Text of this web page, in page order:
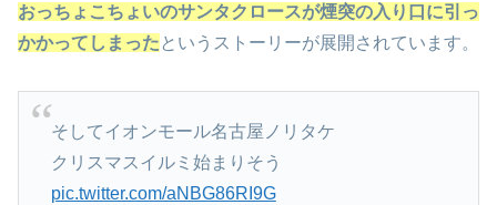
おっちょこちょいのサンタクロースが煙突の入り口に引っ
かかってしまった というストーリーが展開されています。
そしてイオンモール名古屋ノリタケ
クリスマスイルミ始まりそう
pic.twitter.com/aNBG86RI9G